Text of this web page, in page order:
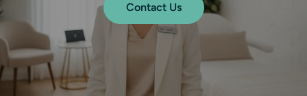
Contact Us